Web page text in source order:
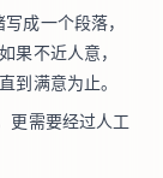
成一个段落，
果不近人意，
到满意为止。
更需要经过人工